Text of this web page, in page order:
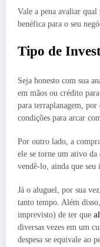
Vale a pena avaliar qual
benéfica para o seu
Tipo de
Seja honesto com sua
em mãos ou crédito
para terraplanagem, por
condições para arcar
Por outro lado, a
ele se torne um ativo da
vendê-lo, ainda que seu
Já o aluguel, por sua
tanto tempo. Além
imprevisto) de ter que
diversas vezes em um
despesa se equivale ao